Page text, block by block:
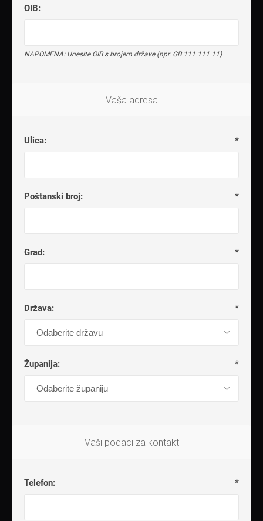
OIB:
NAPOMENA: Unesite OIB s brojem države (npr. GB 111 111 11)
Vaša adresa
Ulica: *
Poštanski broj: *
Grad: *
Država: *
Županija: *
Vaši podaci za kontakt
Telefon: *